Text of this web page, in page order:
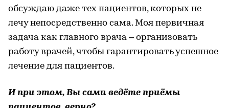
обсуждаю даже тех пациентов, которых не
лечу непосредственно сама. Моя первичная
задача как главного врача – организовать
работу врачей, чтобы гарантировать успешное
лечение для пациентов.
И при этом, Вы сами ведёте приёмы